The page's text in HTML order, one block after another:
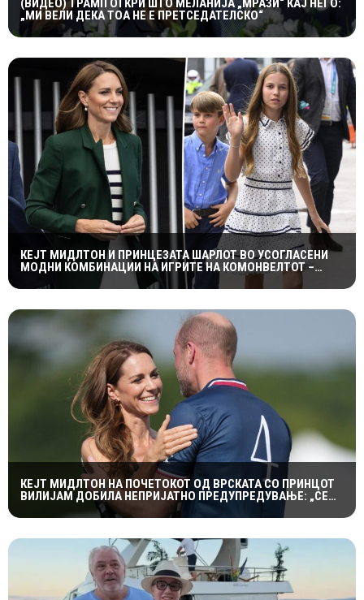
(ВИДЕО) ТРАМП ОТКРИ ШТО МЕЛАНИЈА „МРАЗИ“ КАЈ НЕГО:
„МИ ВЕЛИ ДЕКА ТОА НЕ Е ПРЕТСЕДАТЕЛСКО“
КЕЈТ МИДЛТОН И ПРИНЦЕЗАТА ШАРЛОТ ВО УСОГЛАСЕНИ
МОДНИ КОМБИНАЦИИ НА ИГРИТЕ НА КОМОНВЕЛТОТ –
КРАЛСКОТО СЕМЕЈСТВО ГО ПРИВЛЕЧЕ ЦЕЛОТО ВНИМАНИЕ
КЕЈТ МИДЛТОН НА ПОЧЕТОКОТ ОД ВРСКАТА СО ПРИНЦОТ
ВИЛИЈАМ ДОБИЛА НЕПРИЈАТНО ПРЕДУПРЕДУВАЊЕ: „СЕ
МАЖИШ ВО ПОГРЕШНО СЕМЕЈСТВО“